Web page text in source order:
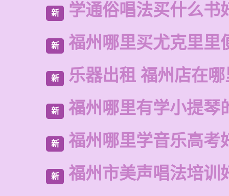
新 学通俗唱法买什么书
新 福州哪里买尤克里里
新 乐器出租 福州店在
新 福州哪里有学小提琴
新 福州哪里学音乐高考
新 福州市美声唱法培训